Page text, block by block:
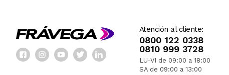
Atención al cliente:
0800 122 0338
0810 999 3728
LU-VI de 09:00 a 18:00
SA de 09:00 a 13:00